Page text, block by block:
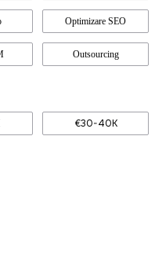
Optimizare SEO
Outsourcing
€30-40K